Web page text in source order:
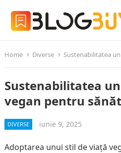
Home Diverse Sustenabilitatea unui
Sustenabilitatea
vegan pentru
DIVERSE iunie 9, 2025
Adoptarea unui stil de viață